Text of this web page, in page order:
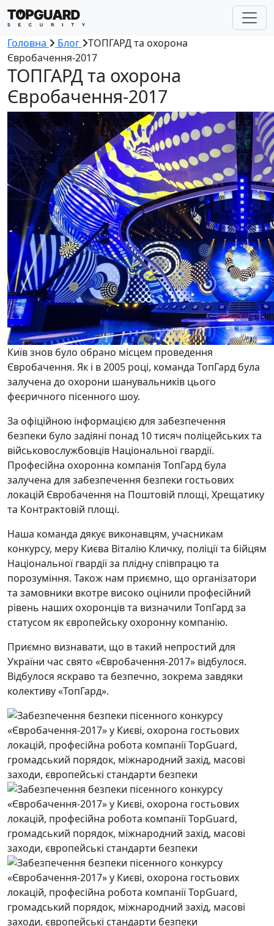
Головна Блог
ТОПГАРД та охорона
Євробачення-2017
ТОПГАРД та охорона
Євробачення-2017
Київ знов було обрано місцем проведення
Євробачення. Як і в 2005 році, команда ТопГард була
залучена до охорони шанувальників цього
феєричного пісенного шоу.
За офіційною інформацією для забезпечення
безпеки було задіяні понад 10 тисяч поліцейських та
військовослужбовців Національної гвардії.
Професійна охоронна компанія ТопГард була
залучена для забезпечення безпеки гостьових
локацій Євробачення на Поштовій площі, Хрещатику
та Контрактовій площі.
Наша команда дякує виконавцям, учасникам
конкурсу, меру Києва Віталію Кличку, поліції та бійцям
Національної гвардії за плідну співпрацю та
порозуміння. Також нам приємно, що організатори
та замовники вкотре високо оцінили професійний
рівень наших охоронців та визначили ТопГард за
статусом як європейську охоронну компанію.
Приємно визнавати, що в такий непростий для
України час свято «Євробачення-2017» відбулося.
Відбулося яскраво та безпечно, зокрема завдяки
колективу «ТопГард».